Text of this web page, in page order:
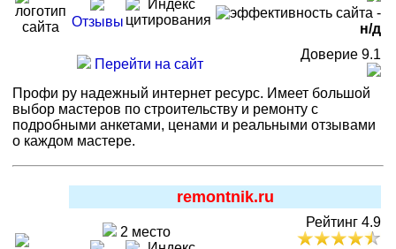
Отзывы
-
н/д
Перейти на сайт
Доверие 9.1
Профи ру надежный интернет ресурс. Имеет большой
выбор мастеров по строительству и ремонту с
подробными анкетами, ценами и реальными отзывами
о каждом мастере.
remontnik.ru
2 место
Рейтинг 4.9